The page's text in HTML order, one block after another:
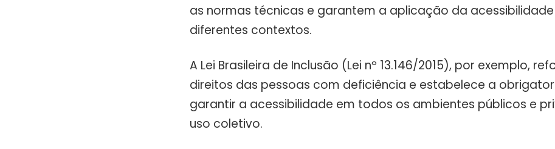
as normas técnicas e garantem a aplicação da
diferentes contextos.
A Lei Brasileira de Inclusão (Lei nº 13.146/2015), por exemplo,
direitos das pessoas com deficiência e estabelece a
garantir a acessibilidade em todos os ambientes públicos e
uso coletivo.